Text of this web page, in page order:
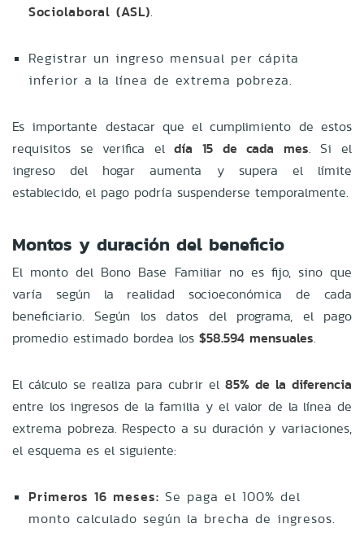
Sociolaboral (ASL).
Registrar un ingreso mensual per cápita
inferior a la línea de extrema pobreza.
Es importante destacar que el cumplimiento de estos
requisitos se verifica eldía 15 de cada mes. Si el
ingreso del hogar aumenta y supera el límite
establecido, el pago podría suspenderse temporalmente.
Montos y duración del beneficio
El monto del Bono Base Familiar no es fijo, sino que
varía según la realidad socioeconómica de cada
beneficiario. Según los datos del programa, el pago
promedio estimado bordea los $58.594 mensuales.
El cálculo se realiza para cubrir el 85% de la diferencia
entre los ingresos de la familia y el valor de la línea de
extrema pobreza. Respecto a su duración y variaciones,
el esquema es el siguiente:
Primeros 16 meses: Se paga el 100% del
monto calculado según la brecha de ingresos.